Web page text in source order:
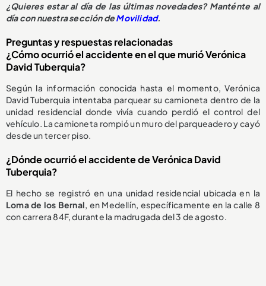
¿Quieres estar al día de las últimas novedades? Manténte al
día con nuestra sección deMovilidad.
Preguntas y respuestas relacionadas
¿Cómo ocurrió el accidente en el que murió Verónica
David Tuberquia?
Según la información conocida hasta el momento, Verónica
David Tuberquia intentaba parquear su camioneta dentro de la
unidad residencial donde vivía cuando perdió el control del
vehículo. La camioneta rompió un muro del parqueadero y cayó
desde un tercer piso.
¿Dónde ocurrió el accidente de Verónica David
Tuberquia?
El hecho se registró en una unidad residencial ubicada en la
Loma de los Bernal, en Medellín, específicamente en la calle 8
con carrera 84F, durante la madrugada del 3 de agosto.